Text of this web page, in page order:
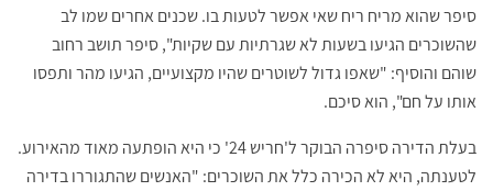
סיפר שהוא מריח ריח שאי אפשר לטעות בו. שכנים אחרים שמו לב
שהשוכרים הגיעו בשעות לא שגרתיות עם שקיות", סיפר תושב רחוב
שוהם והוסיף: "שאפו גדול לשוטרים שהיו מקצועיים, הגיעו מהר ותפסו
אותו על חם", הוא סיכם.
בעלת הדירה סיפרה הבוקר ל'חריש 24' כי היא הופתעה מאוד מהאירוע.
לטענתה, היא לא הכירה כלל את השוכרים: "האנשים שהתגוררו בדירה